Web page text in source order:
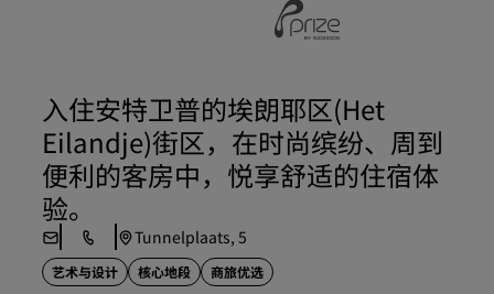
美好的初遇，丰厚的奖励
当日特惠
提前预订
旅行灵感
入住安特卫普的埃朗耶区(Het
Eilandje)街区，在时尚缤纷、周到
便利的客房中，悦享舒适的住宿体
验。
Tunnelplaats, 5
艺术与设计 核心地段 商旅优选